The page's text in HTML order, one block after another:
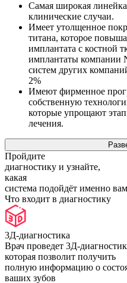
Самая широкая
клинические случаи.
Имеет утолщенное
титана, которое
имплантата с костной
имплантаты компании
систем других
2%
Имеют фирменное
собственную
которые упрощают
лечения.
Пройдите
диагностику и узнайте,
какая
система подойдёт именно вам
Что входит в диагностику
3Д-диагностика
Врач проведет 3Д-
которая позволит получить
полную информацию о
ваших зубов